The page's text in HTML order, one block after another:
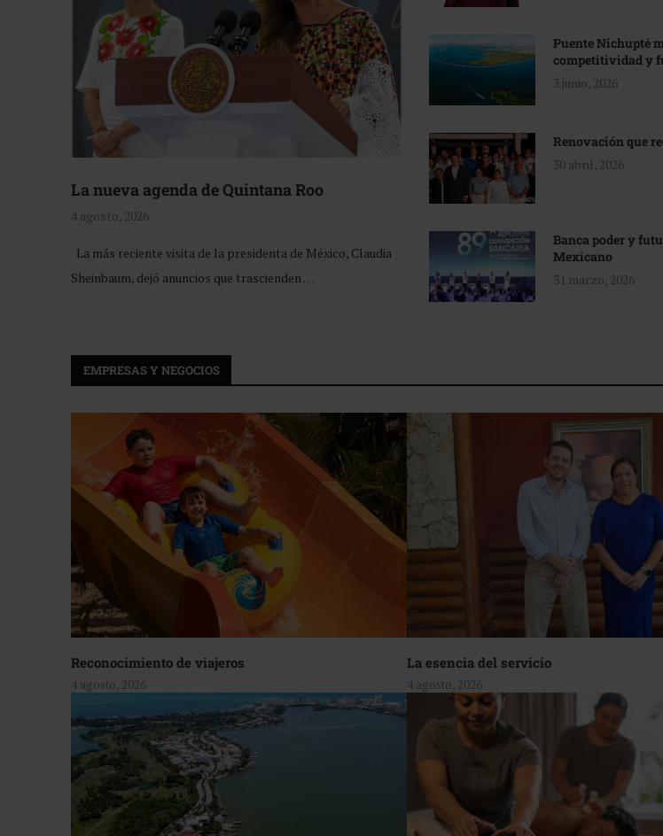
La nueva agenda de Quintana Roo
4 agosto, 2026
La más reciente visita de la presidenta de México, Claudia
Sheinbaum, dejó anuncios que trascienden …
Puente Nichupté
competitividad y
3 junio, 2026
Renovación que
30 abril, 2026
Banca poder y
Mexicano
31 marzo, 2026
EMPRESAS Y NEGOCIOS
Reconocimiento de viajeros
4 agosto, 2026
La esencia del servicio
4 agosto, 2026